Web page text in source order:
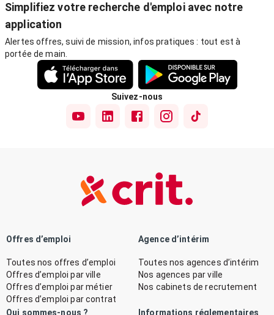
Simplifiez votre recherche d'emploi avec notre
application
Alertes offres, suivi de mission, infos pratiques : tout est à
portée de main.
Suivez-nous
Offres d’emploi
Toutes nos offres d’emploi
Offres d’emploi par ville
Offres d’emploi par métier
Offres d’emploi par contrat
Agence d’intérim
Toutes nos agences d’intérim
Nos agences par ville
Nos cabinets de recrutement
Qui sommes-nous ? Informations réglementaires